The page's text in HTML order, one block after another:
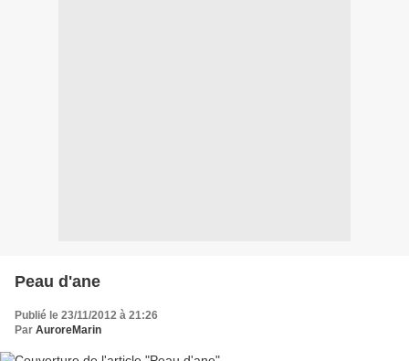
Peau d'ane
Publié le 23/11/2012 à 21:26
Par AuroreMarin